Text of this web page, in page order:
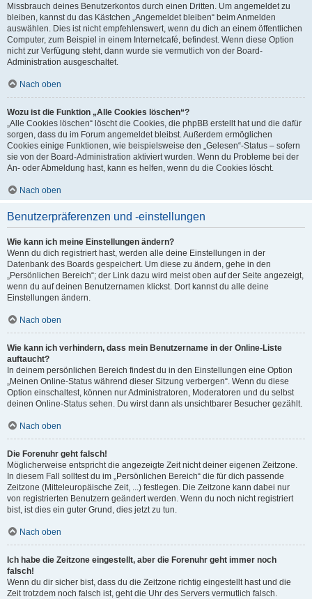
Missbrauch deines Benutzerkontos durch einen Dritten. Um angemeldet zu
bleiben, kannst du das Kästchen „Angemeldet bleiben“ beim Anmelden
auswählen. Dies ist nicht empfehlenswert, wenn du dich an einem öffentlichen
Computer, zum Beispiel in einem Internetcafé, befindest. Wenn diese Option
nicht zur Verfügung steht, dann wurde sie vermutlich von der Board-
Administration ausgeschaltet.
Nach oben
Wozu ist die Funktion „Alle Cookies löschen“?
„Alle Cookies löschen“ löscht die Cookies, die phpBB erstellt hat und die dafür
sorgen, dass du im Forum angemeldet bleibst. Außerdem ermöglichen
Cookies einige Funktionen, wie beispielsweise den „Gelesen“-Status – sofern
sie von der Board-Administration aktiviert wurden. Wenn du Probleme bei der
An- oder Abmeldung hast, kann es helfen, wenn du die Cookies löscht.
Nach oben
Benutzerpräferenzen und -einstellungen
Wie kann ich meine Einstellungen ändern?
Wenn du dich registriert hast, werden alle deine Einstellungen in der
Datenbank des Boards gespeichert. Um diese zu ändern, gehe in den
„Persönlichen Bereich“; der Link dazu wird meist oben auf der Seite angezeigt,
wenn du auf deinen Benutzernamen klickst. Dort kannst du alle deine
Einstellungen ändern.
Nach oben
Wie kann ich verhindern, dass mein Benutzername in der Online-Liste
auftaucht?
In deinem persönlichen Bereich findest du in den Einstellungen eine Option
„Meinen Online-Status während dieser Sitzung verbergen“. Wenn du diese
Option einschaltest, können nur Administratoren, Moderatoren und du selbst
deinen Online-Status sehen. Du wirst dann als unsichtbarer Besucher gezählt.
Nach oben
Die Forenuhr geht falsch!
Möglicherweise entspricht die angezeigte Zeit nicht deiner eigenen Zeitzone.
In diesem Fall solltest du im „Persönlichen Bereich“ die für dich passende
Zeitzone (Mitteleuropäische Zeit, ...) festlegen. Die Zeitzone kann dabei nur
von registrierten Benutzern geändert werden. Wenn du noch nicht registriert
bist, ist dies ein guter Grund, dies jetzt zu tun.
Nach oben
Ich habe die Zeitzone eingestellt, aber die Forenuhr geht immer noch
falsch!
Wenn du dir sicher bist, dass du die Zeitzone richtig eingestellt hast und die
Zeit trotzdem noch falsch ist, geht die Uhr des Servers vermutlich falsch.